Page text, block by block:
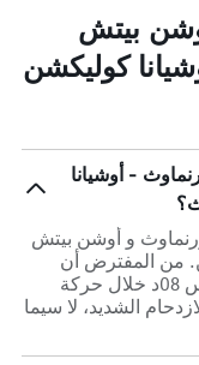
بيتش
كوليكشن
- أوشيانا
بورنماوث و أوشن بيتش
من المفترض أن
تستغرق القيادة من الفندق إلى المطار 0س 08د خلال حركة
الشديد، لا سيما